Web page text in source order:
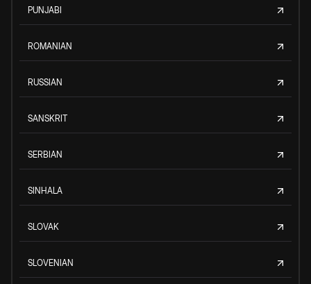
PUNJABI
ROMANIAN
RUSSIAN
SANSKRIT
SERBIAN
SINHALA
SLOVAK
SLOVENIAN